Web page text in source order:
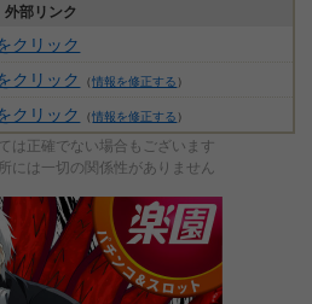
外部リンク
クリック
クリック （情報を修正する ）
クリック （情報を修正する ）
は正確でない場合もございます
には一切の関係性がありません